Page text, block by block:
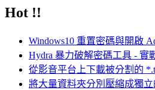
關
Hot !!
Windows10 重置密碼與開啟
Hydra 暴力破解密碼工具 - 實
從影音平台上下載被分割的
將大量資料夾分別壓縮成獨